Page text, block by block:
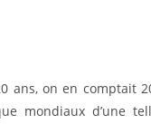
ans, on en comptait
mondiaux d’une